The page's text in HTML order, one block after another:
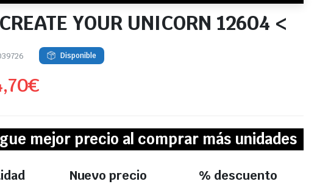
YOUR UNICORN 12604 <
Disponible
€
mejor precio al comprar más unidades
Nuevo precio % descuento